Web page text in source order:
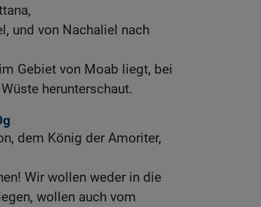
und von Nachaliel nach
Gebiet von Moab liegt, bei
herunterschaut.
dem König der Amoriter,
Wir wollen weder in die
wollen auch vom